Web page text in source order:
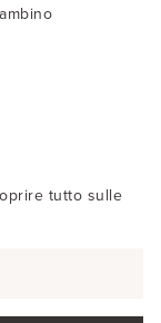
tutto sulle